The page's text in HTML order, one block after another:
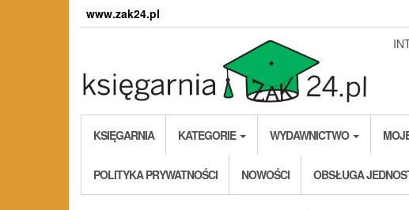
www.zak24.pl
KSIĘGARNIA KATEGORIE WYDAWNICTWO
POLITYKA PRYWATNOŚCI NOWOŚCI OBSŁUGA